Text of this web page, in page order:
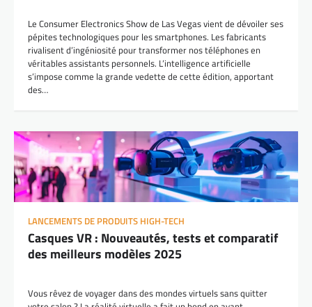
Le Consumer Electronics Show de Las Vegas vient de dévoiler ses
pépites technologiques pour les smartphones. Les fabricants
rivalisent d’ingéniosité pour transformer nos téléphones en
véritables assistants personnels. L’intelligence artificielle
s’impose comme la grande vedette de cette édition, apportant
des…
LANCEMENTS DE PRODUITS HIGH-TECH
Casques VR : Nouveautés, tests et comparatif
des meilleurs modèles 2025
Vous rêvez de voyager dans des mondes virtuels sans quitter